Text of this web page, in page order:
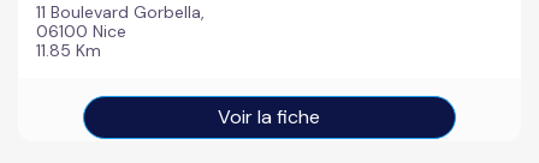
11 Boulevard Gorbella,
06100 Nice
11.85 Km
Voir la fiche